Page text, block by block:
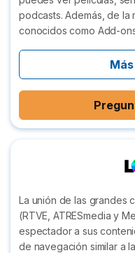
podcasts. Además, de la
conocidos como Add-
La unión de las grandes
(RTVE, ATRESmedia y
espectador a sus
de navegación similar a